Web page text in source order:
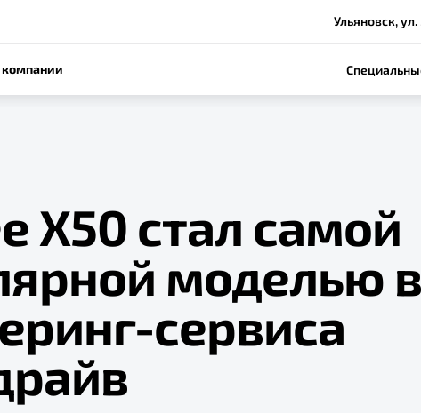
Ульяновск,
Х50 стал самой
моделью
сервиса